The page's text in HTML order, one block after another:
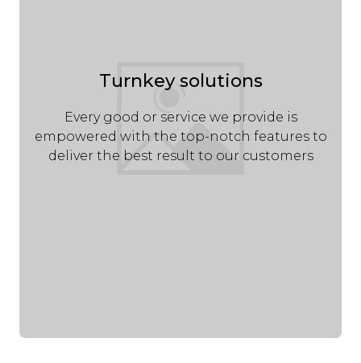
Turnkey solutions
Every good or service we provide is
empowered with the top-notch features to
deliver the best result to our customers